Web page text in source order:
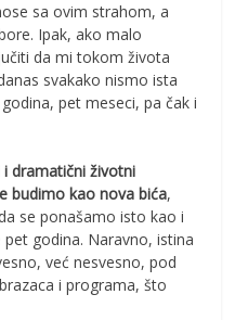
sa ovim strahom, a
Ipak, ako malo
da mi tokom života
svakako nismo ista
pet meseci, pa čak i
dramatični životni
budimo kao nova bića,
se ponašamo isto kao i
godina. Naravno, istina
već nesvesno, pod
i programa, što